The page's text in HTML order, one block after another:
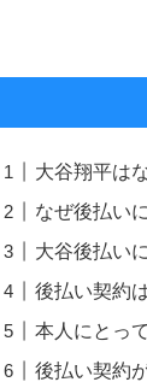
大谷翔平は
なぜ後払い
大谷後払い
後払い契約
本人にとっ
後払い契約